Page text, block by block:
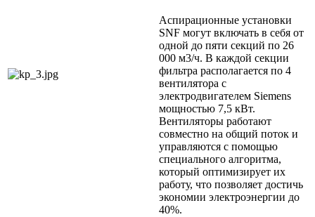
Аспирационные установки
SNF могут включать в себя от
одной до пяти секций по 26
000 м3/ч. В каждой секции
фильтра располагается по 4
вентилятора с
электродвигателем Siemens
мощностью 7,5 кВт.
Вентиляторы работают
совместно на общий поток и
управляются с помощью
специального алгоритма,
который оптимизирует их
работу, что позволяет достичь
экономии электроэнергии до
40%.